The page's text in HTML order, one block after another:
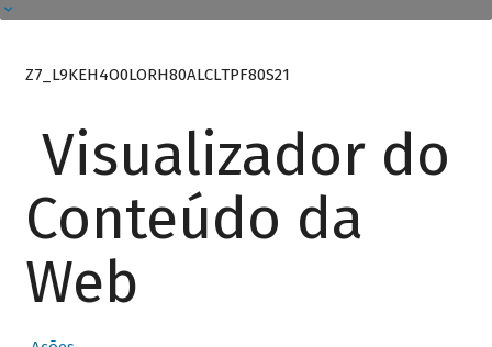
Z7_L9KEH4O0LORH80ALCLTPF80S21
Visualizador do
Conteúdo da
Web